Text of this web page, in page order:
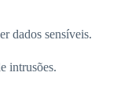
dados sensíveis.
intrusões.